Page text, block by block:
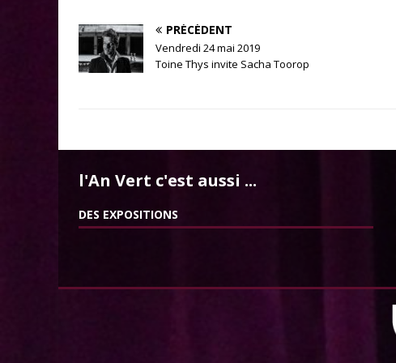
PRÉCÉDENT
Vendredi 24 mai 2019
Toine Thys invite Sacha Toorop
l'An Vert c'est aussi ...
DES EXPOSITIONS